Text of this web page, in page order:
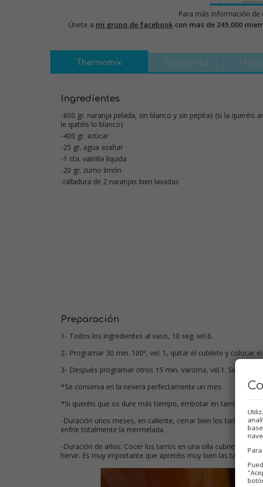
Para más información de
Únete a mi grupo de facebook con mas de 245.000
Thermomix Tradicional
Ingredientes
-800 gr. naranja pelada, sin blanco y sin pepitas (si la queréis
le quitéis lo blanco)
-400 gr. azúcar
-25 gr. agua azahar
-1 cta. vainilla líquida
-20 gr. zumo limón
-ralladura de 2 naranjas bien lavadas
Preparación
1- Todos los ingredientes al vaso, 10 seg. vel.6.
2- Programar 30 min. 100º, vel. 1, quitar el cubilete y colocar
3- Después programar otros 15 min. Varoma, vel.1. Sin
*Se conserva en la nevera perfectamente un mes.
*Si queréis que os dure más tiempo, embotar en tarros
-Duración unos meses, en caliente, cerrar bien los tarros
enfríe totalmente la mermelada.
-Duración de años: Cocer los tarros en una olla cubriendo
hervir. Es muy importante que apretéis muy bien las tapas